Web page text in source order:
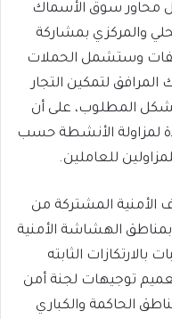
محاور سوق الأسماك
والمركزي بمشاركة
وستشمل الحملات
لتمكين التجار
المطلوب، على أن
لمزاولة الأنشطة حسب
للعاملين.
الأمنية المشتركة من
بمناطق الهشاشة الأمنية
الثابته
توجيهات لجنة أمن
الحاكمة والكباري